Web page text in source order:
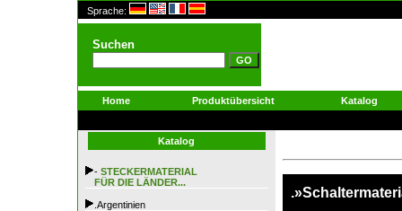
Sprache:
Suchen
Home Produktübersicht Katalog
Katalog
- STECKERMATERIAL
FÜR DIE LÄNDER...
.Argentinien